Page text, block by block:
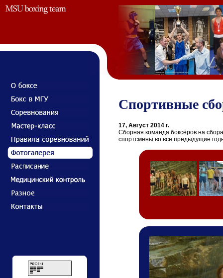
Спортивные
17, Август 2014 г.
Сборная команда боксёров на
спортсмены во все предыдущие